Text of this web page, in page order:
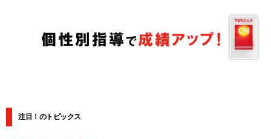
注目！のトピックス